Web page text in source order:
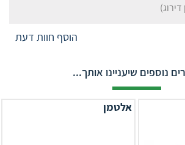
דירוג)
הוסף חוות דעת
נוספים שיעניינו אותך...
אלטמן